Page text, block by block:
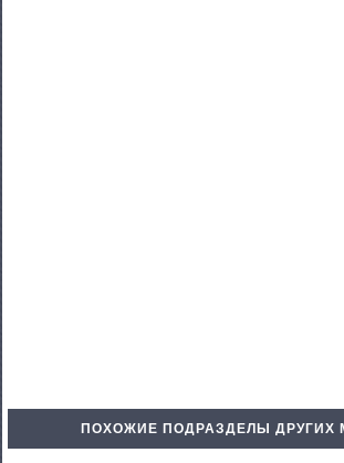
ПОХОЖИЕ ПОДРАЗДЕЛЫ ДРУГИХ